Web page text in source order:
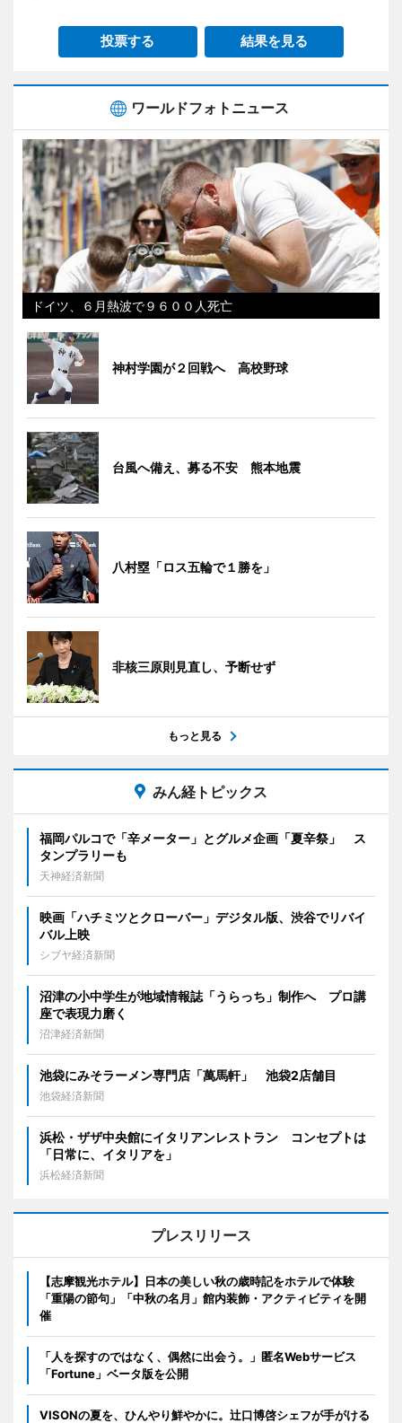
投票する 結果を見る
ワールドフォトニュース
ドイツ、６月熱波で９６００人死亡
神村学園が２回戦へ 高校野球
台風へ備え、募る不安 熊本地震
八村塁「ロス五輪で１勝を」
非核三原則見直し、予断せず
もっと見る
みん経トピックス
福岡パルコで「辛メーター」とグルメ企画「夏辛祭」 ス
タンプラリーも
天神経済新聞
映画「ハチミツとクローバー」デジタル版、渋谷でリバイ
バル上映
シブヤ経済新聞
沼津の小中学生が地域情報誌「うらっち」制作へ プロ講
座で表現力磨く
沼津経済新聞
池袋にみそラーメン専門店「萬馬軒」 池袋2店舗目
池袋経済新聞
浜松・ザザ中央館にイタリアンレストラン コンセプトは
「日常に、イタリアを」
浜松経済新聞
プレスリリース
【志摩観光ホテル】日本の美しい秋の歳時記をホテルで体験
「重陽の節句」「中秋の名月」館内装飾・アクティビティを開
催
「人を探すのではなく、偶然に出会う。」匿名Webサービス
「Fortune」ベータ版を公開
VISONの夏を、ひんやり鮮やかに。辻口博啓シェフが手がける